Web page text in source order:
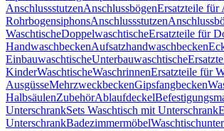
AnschlussstutzenAnschlussbögenErsatzteile für
RohrbogensiphonsAnschlussstutzen
WaschtischeDoppelwaschtischeErsatzteile für
HandwaschbeckenAufsatzhandwaschbecken
EinbauwaschtischeUnterbauwaschtische
KinderWaschtischeWaschrinnenErsatzteile für
AusgüsseMehrzweckbeckenGipsfangbecken
HalbsäulenZubehörAblaufdeckel
UnterschrankSets Waschtisch mit Unterschrank
UnterschrankBadezimmermöbel